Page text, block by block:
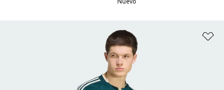
Nuevo